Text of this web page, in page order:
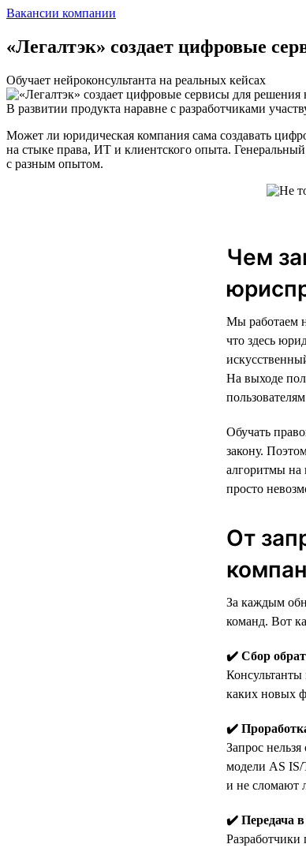
Вакансии компании
«Легалтэк» создает цифровые
Обучает нейроконсультанта на реальных кейсах
В развитии продукта наравне с разработчиками
Может ли юридическая компания сама создавать
на стыке права, ИТ и клиентского опыта.
с разным опытом.
Чем
Мы работаем
что здесь
На выходе
Обучать
закону.
алгоритмы на
просто
От
За каждым
команд. Вот
✔️ Сбор
каких новых
✔️
Запрос
модели AS IS/
и не сломают
✔️ Передача
Разработчики